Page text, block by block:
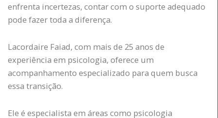
enfrenta incertezas, contar com o suporte adequado
pode fazer toda a diferença.
Lacordaire Faiad, com mais de 25 anos de
experiência em psicologia, oferece um
acompanhamento especializado para quem busca
essa transição.
Ele é especialista em áreas como psicologia